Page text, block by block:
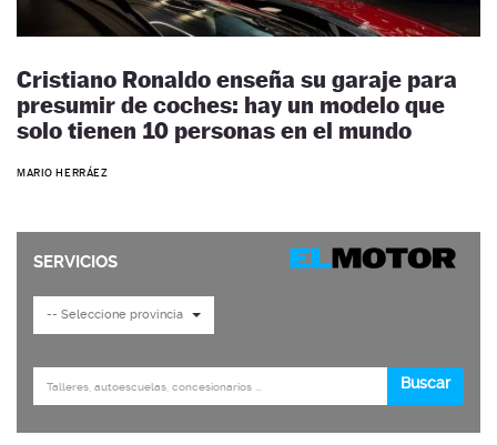
Cristiano Ronaldo enseña su garaje para
presumir de coches: hay un modelo que
solo tienen 10 personas en el mundo
MARIO HERRÁEZ